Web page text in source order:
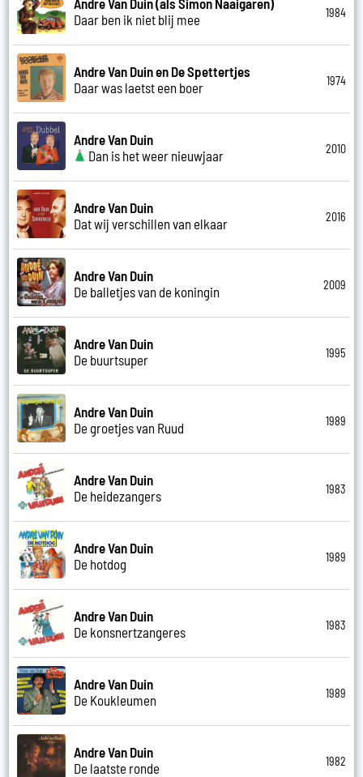
Daar ben ik niet blij mee
1984
Andre Van Duin en De Spettertjes
Daar was laetst een boer
1974
Andre Van Duin
Dan is het weer nieuwjaar
2010
Andre Van Duin
Dat wij verschillen van elkaar
2016
Andre Van Duin
De balletjes van de koningin
2009
Andre Van Duin
De buurtsuper
1995
Andre Van Duin
De groetjes van Ruud
1989
Andre Van Duin
De heidezangers
1983
Andre Van Duin
De hotdog
1989
Andre Van Duin
De konsnertzangeres
1983
Andre Van Duin
De Koukleumen
1989
Andre Van Duin
De laatste ronde
1982